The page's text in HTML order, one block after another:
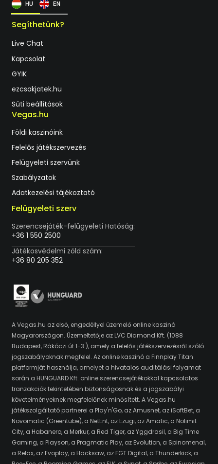
Segíthetünk?
Live Chat
Kapcsolat
GYIK
ezcsakjatek.hu
Süti beállítások
Vegas.hu
Földi kaszinóink
Felelős játékszervezés
Felügyeleti szervünk
Szabályzatok
Adatkezelési tájékoztató
Felügyeleti szerv
Szerencsejáték-felügyeleti Hatóság:
+36 1 550 2500
Játékosvédelmi zöld szám:
+36 80 205 352
HU EN
A Vegas.hu az első, engedéllyel üzemelő online kaszinó
Magyarországon. Üzemeltetője az LVC Diamond Kft. (1088
Budapest, Rákóczi út 1-3.), amely a felelős játékszervezésről szóló
jogszabályoknak megfelel. Az online kaszinó a Finnplay Titan
platformját használja, amelyet a hivatalos auditálási folyamat
során a HUNGUARD Kft. online szerencsejátékokkal kapcsolatos
tranzakciók tekintetében biztonságosnak és a jogszabályi
követelményeknek megfelelőnek minősített. A Vegas.hu
játékszolgáltató partnerei a Play'n'Go, az Amusnet, az iSoftBet, a
Novomatic (Greentube), a NetEnt, az Ezugi, az Amatic, a Nolimit
City, a Habanero, a Merkur, a Red Tiger, az Yggdrasil, a Big Time
Gaming, a Playson, a Pragmatic Play, az Evolution, a Spinomenal,
a Relax, az Evoplay, a Hacksaw, az EGT Digital, a Thunderkick, a